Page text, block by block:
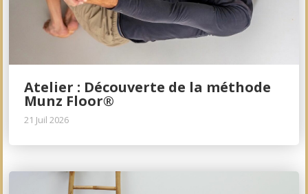
Atelier : Découverte de la méthode
Munz Floor®
21 Juil 2026